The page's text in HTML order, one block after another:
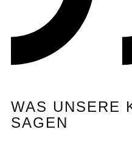
WAS UNSERE
SAGEN